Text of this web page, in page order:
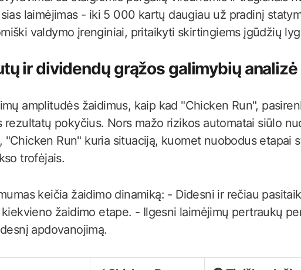
laimėjimas - iki 5 000 kartų daugiau už pradinį
valdymo įrenginiai, pritaikyti skirtingiems įgūdžių
ir dividendų grąžos galimybių analizė
amplitudės žaidimus, kaip kad "Chicken Run",
rezultatų pokyčius. Nors mažo rizikos automatai siūlo
"Chicken Run" kuria situaciją, kuomet nuobodus etapai
trofėjais.
keičia žaidimo dinamiką: - Didesni ir rečiau
žaidimo etape. - Ilgesni laimėjimų pertraukų
apdovanojimą.